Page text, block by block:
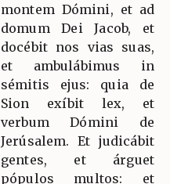
montem Dómini, et ad
domum Dei Jacob, et
docébit nos vias suas,
et ambulábimus in
sémitis ejus: quia de
Sion exíbit lex, et
verbum Dómini de
Jerúsalem. Et judicábit
gentes, et árguet
pópulos multos: et